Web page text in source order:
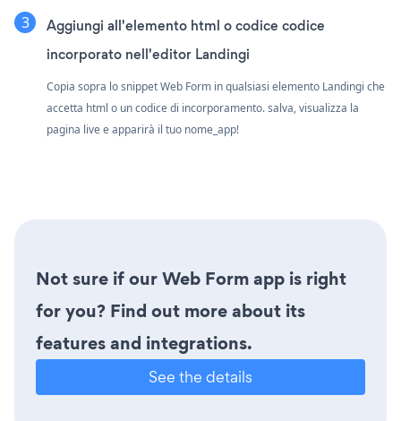
Aggiungi all'elemento html o codice codice
incorporato nell'editor Landingi
Copia sopra lo snippet Web Form in qualsiasi elemento Landingi che
accetta html o un codice di incorporamento. salva, visualizza la
pagina live e apparirà il tuo nome_app!
Not sure if our Web Form app is right
for you? Find out more about its
features and integrations.
See the details